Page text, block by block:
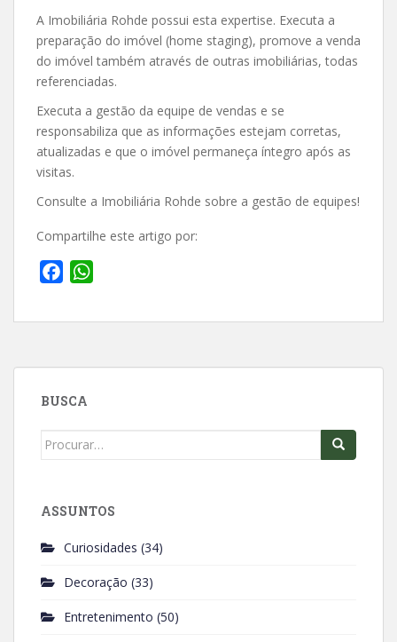
A Imobiliária Rohde possui esta expertise. Executa a
preparação do imóvel (home staging), promove a venda
do imóvel também através de outras imobiliárias, todas
referenciadas.
Executa a gestão da equipe de vendas e se
responsabiliza que as informações estejam corretas,
atualizadas e que o imóvel permaneça íntegro após as
visitas.
Consulte a Imobiliária Rohde sobre a gestão de equipes!
Compartilhe este artigo por:
c
b
o
a
s
BUSCA
Search
ASSUNTOS
Curiosidades (34)
Decoração (33)
Entretenimento (50)